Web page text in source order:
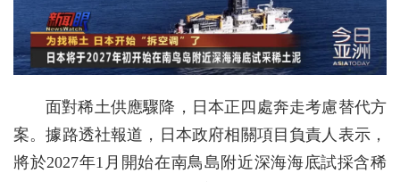
面對稀土供應驟降，日本正四處奔走考慮替代方
案。據路透社報道，日本政府相關項目負責人表示，
將於2027年1月開始在南鳥島附近深海海底試採含稀